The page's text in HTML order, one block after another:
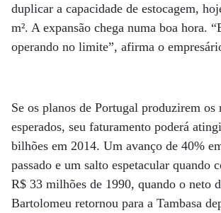
duplicar a capacidade de estocagem,
m². A expansão chega numa boa hora.
operando no limite”, afirma o
Se os planos de Portugal produzirem os
esperados, seu faturamento poderá
bilhões em 2014. Um avanço de 40%
passado e um salto espetacular quando
R$ 33 milhões de 1990, quando o neto
Bartolomeu retornou para a Tambasa